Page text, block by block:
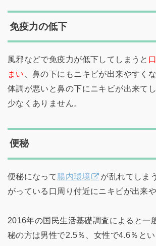
免疫力の低下
風邪などで免疫力が低下してしまうと
まい 、鼻の下にもニキビが出来やすく
体調が悪いと鼻の下にニキビが出来て
少なくありません。
便秘
便秘になって腸内環境
が乱れてしま
がっている口周り付近にニキビが出来
2016年の国民生活基礎調査によると一
秘の方は男性で2.5％、女性で4.6％と